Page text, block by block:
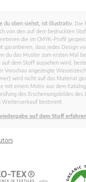
du oben siehst, ist illustrativ. Die
von den auf dem bedruckten
die im CMYK-Profil
garantieren, dass jedes Design
du das Muster zum ersten Mal
dem Stoff aussehen wird,
Vorschau angezeigte
wird nicht auf das Material
mit einem Motiv aus dem
des Erscheinungsbildes des
Weiterverkauf bestimmt.
auf dem Stoff